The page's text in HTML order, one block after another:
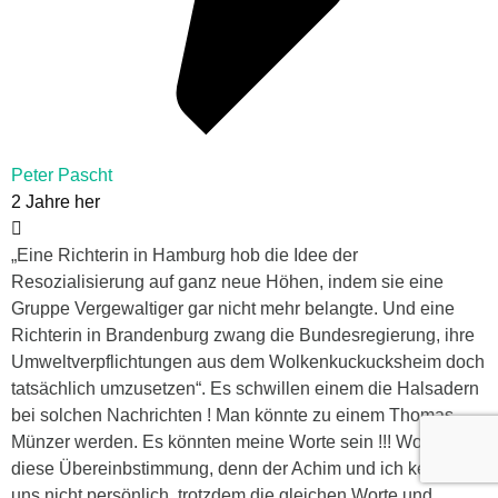
Peter Pascht
2 Jahre her
„Eine Richterin in Hamburg hob die Idee der
Resozialisierung auf ganz neue Höhen, indem sie eine
Gruppe Vergewaltiger gar nicht mehr belangte. Und eine
Richterin in Brandenburg zwang die Bundesregierung, ihre
Umweltverpflichtungen aus dem Wolkenkuckucksheim doch
tatsächlich umzusetzen“. Es schwillen einem die Halsadern
bei solchen Nachrichten ! Man könnte zu einem Thomas
Münzer werden. Es könnten meine Worte sein !!! Woher
diese Übereinbstimmung, denn der Achim und ich kennen